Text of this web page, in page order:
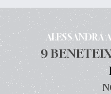
ALESSANDRA
9